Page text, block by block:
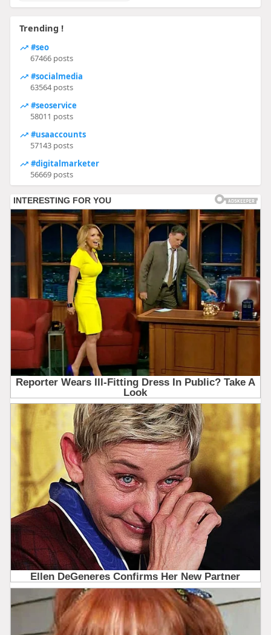
Trending !
#seo
67466 posts
#socialmedia
63564 posts
#seoservice
58011 posts
#usaaccounts
57143 posts
#digitalmarketer
56669 posts